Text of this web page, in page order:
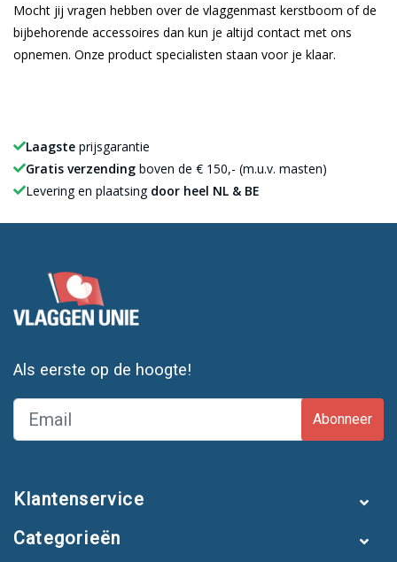
Mocht jij vragen hebben over de vlaggenmast kerstboom of de
bijbehorende accessoires dan kun je altijd contact met ons
opnemen. Onze product specialisten staan voor je klaar.
Laagste prijsgarantie
Gratis verzending boven de € 150,- (m.u.v. masten)
Levering en plaatsing door heel NL & BE
Als eerste op de hoogte!
Abonneer
Klantenservice
Categorieën